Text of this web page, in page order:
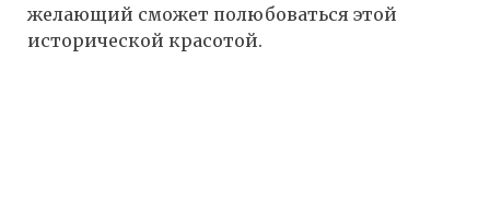
желающий сможет полюбоваться этой
исторической красотой.